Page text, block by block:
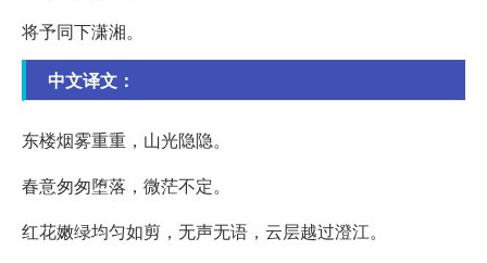
将予同下潇湘。
中文译文：
东楼烟雾重重，山光隐隐。
春意匆匆堕落，微茫不定。
红花嫩绿均匀如剪，无声无语，云层越过澄江。